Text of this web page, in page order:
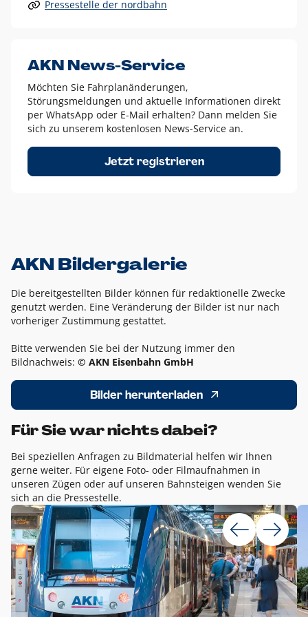
Alle anderen Logo-Varianten dürfen nur in Ausnahmefällen
Diese Ausnahmen sind zum Beispiel:
dem AKN Blau,
weißes Logo auf Fotohintergründen,
schwarzes Logo für reine Schwarz-Weiß-Umsetzungen
Um das Logo herum muss ein Schutzraum von jeweils einer
Höhe bzw. Breite des N aus AKN in alle Richtungen
Pressestelle der nordbahn
AKN News-Service
Möchten Sie Fahrplanänderungen,
Störungsmeldungen und aktuelle Informationen direkt
per WhatsApp oder E-Mail erhalten? Dann melden Sie
sich zu unserem kostenlosen News-Service an.
Jetzt registrieren
AKN Bildergalerie
Die bereitgestellten Bilder können für redaktionelle Zwecke
genutzt werden. Eine Veränderung der Bilder ist nur nach
vorheriger Zustimmung gestattet.
Bitte verwenden Sie bei der Nutzung immer den
Bildnachweis: © AKN Eisenbahn GmbH
Bilder herunterladen
Für Sie war nichts dabei?
Bei speziellen Anfragen zu Bildmaterial helfen wir Ihnen
gerne weiter. Für eigene Foto- oder Filmaufnahmen in
unseren Zügen oder auf unseren Bahnsteigen wenden Sie
sich an die Pressestelle.